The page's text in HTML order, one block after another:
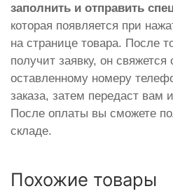
заполнить и отправить
которая появляется при
на странице товара. После
получит заявку, он
оставленному номеру
заказа, затем передаст
После оплаты вы сможете
складе.
Похожие товары